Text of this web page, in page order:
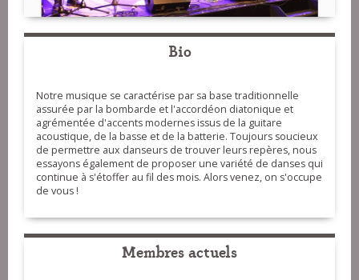
Bio
Notre musique se caractérise par sa base traditionnelle
assurée par la bombarde et l'accordéon diatonique et
agrémentée d'accents modernes issus de la guitare
acoustique, de la basse et de la batterie. Toujours soucieux
de permettre aux danseurs de trouver leurs repères, nous
essayons également de proposer une variété de danses qui
continue à s'étoffer au fil des mois. Alors venez, on s'occupe
de vous !
Membres actuels